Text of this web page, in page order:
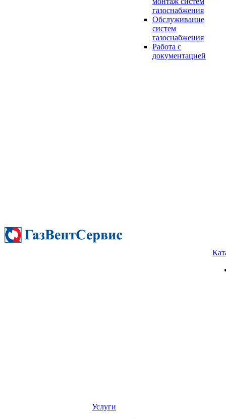
газоснабжения
Обслуживание
систем
газоснабжения
Работа с
документацией
Услуги